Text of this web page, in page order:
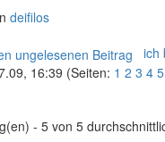
deifilos
ich
16:39 (Seiten: 1 2 3 4 5
- 5 von 5